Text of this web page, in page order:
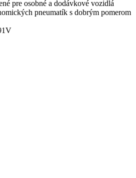
pre osobné a dodávkové vozidlá
pneumatík s dobrým pomerom